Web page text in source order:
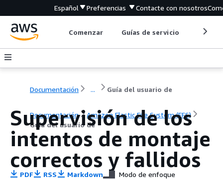
Español Preferencias Contacte con nosotros
Comenzar Guías de servicio
Documentación ... Guía del usuario de
Documentación
Amazon Elastic File System (EFS)
Guía del usuario de
Supervisión de los
intentos de montaje
correctos y fallidos
PDF RSS Markdown Modo de enfoque